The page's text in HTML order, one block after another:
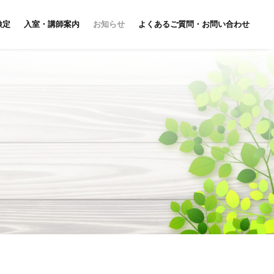
定 入室・講師案内 お知らせ よくあるご質問・お問い合わせ